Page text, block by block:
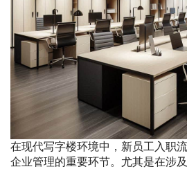
在现代写字楼环境中，新员工入职
企业管理的重要环节。尤其是在涉